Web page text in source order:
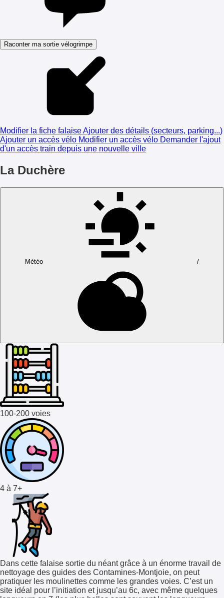
Raconter ma sortie vélogrimpe
Modifier la fiche falaiseAjouter des détails (secteurs, parking...)
Ajouter un accès vélo Modifier un accès vélo Demander l'ajout
d'un accès train depuis une nouvelle ville
La Duchère
Météo /
100-200 voies
4 à 7+
Dans cette falaise sortie du néant grâce à un énorme travail de
nettoyage des guides des Contamines-Montjoie, on peut
pratiquer les moulinettes comme les grandes voies. C’est un
site idéal pour l’initiation et jusqu’au 6c, avec même quelques